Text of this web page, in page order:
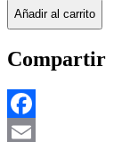
Añadir al carrito
Compartir
Facebook